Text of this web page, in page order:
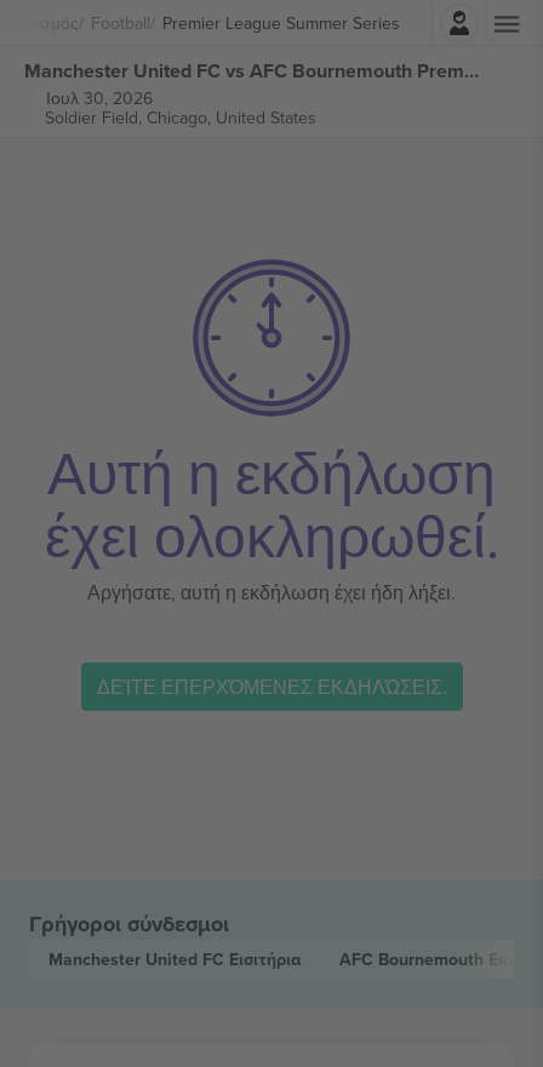
Football Premier League Summer Series
Σύνδεση
Manchester United FC vs AFC Bournemouth Premier League Summer Series εισιτήρια
Ιουλ 30, 2026
Soldier Field, Chicago, United States
Αυτή η εκδήλωση
έχει ολοκληρωθεί.
Αργήσατε, αυτή η εκδήλωση έχει ήδη λήξει.
ΔΕΊΤΕ ΕΠΕΡΧΌΜΕΝΕΣ ΕΚΔΗΛΏΣΕΙΣ.
Γρήγοροι σύνδεσμοι
Manchester United FC Εισιτήρια AFC Bournemouth